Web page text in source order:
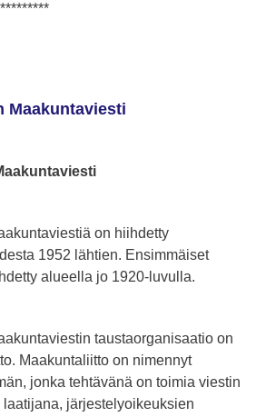
Maakuntaviesti
on hiihdetty
1952 lähtien. Ensimmäiset
alueella jo 1920-luvulla.
taustaorganisaatio on
Maakuntaliitto on nimennyt
jonka tehtävänä on toimia viestin
järjestelyoikeuksien